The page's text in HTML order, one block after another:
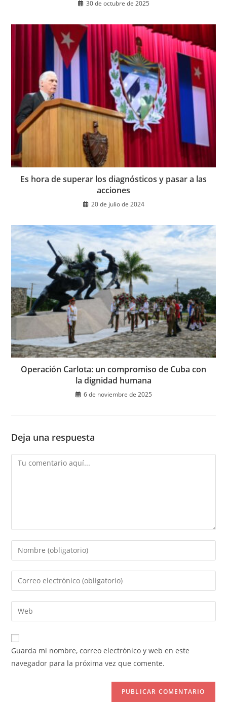
30 de octubre de 2025
Es hora de superar los diagnósticos y pasar a las
acciones
20 de julio de 2024
Operación Carlota: un compromiso de Cuba con
la dignidad humana
6 de noviembre de 2025
Deja una respuesta
Comentario
Introduce
tu
nombre
de
usuario
para
comentar
Introduce
tu
dirección
de
electrónico
para
comentar
Introduce
la
URL
de
Guarda mi nombre, correo electrónico y web en este
navegador para la próxima vez que comente.